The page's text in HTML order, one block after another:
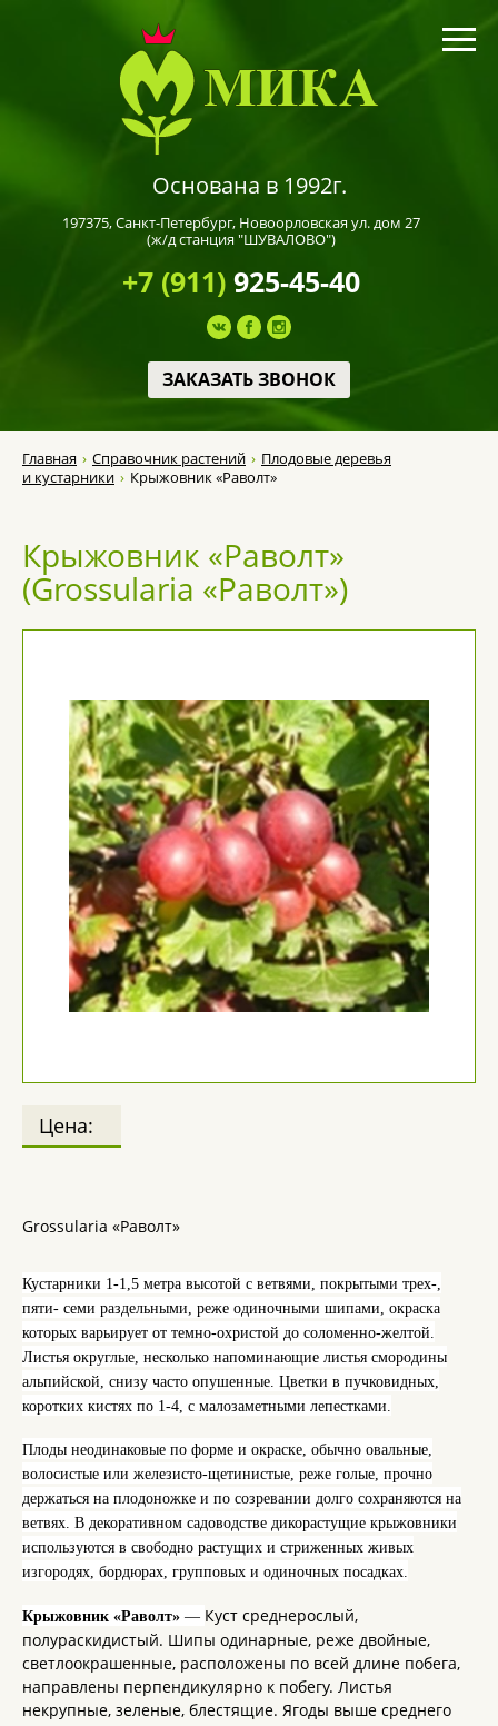
Основана в 1992г.
197375,Санкт-Петербург, Новоорловская ул. дом 27
(ж/д станция "ШУВАЛОВО")
+7 (911)925-45-40
ЗАКАЗАТЬ ЗВОНОК
Главная Справочник растений
Плодовые деревья
и кустарники
Крыжовник «Раволт»
Крыжовник «Раволт»
(Grossularia «Раволт»)
Цена:
Grossularia «Раволт»
Кустарники 1-1,5 метра высотой с ветвями, покрытыми трех-,
пяти- семи раздельными, реже одиночными шипами, окраска
которых варьирует от темно-охристой до соломенно-желтой.
Листья округлые, несколько напоминающие листья смородины
альпийской, снизу часто опушенные. Цветки в пучковидных,
коротких кистях по 1-4, с малозаметными лепестками.
Плоды неодинаковые по форме и окраске, обычно овальные,
волосистые или железисто-щетинистые, реже голые, прочно
держаться на плодоножке и по созревании долго сохраняются на
ветвях. В декоративном садоводстве дикорастущие крыжовники
используются в свободно растущих и стриженных живых
изгородях, бордюрах, групповых и одиночных посадках.
Крыжовник «Раволт» — Куст среднерослый,
полураскидистый. Шипы одинарные, реже двойные,
светлоокрашенные, расположены по всей длине побега,
направлены перпендикулярно к побегу. Листья
некрупные, зеленые, блестящие. Ягоды выше среднего